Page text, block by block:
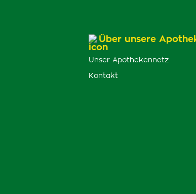
Über unsere
Unser Apothekennetz
Kontakt